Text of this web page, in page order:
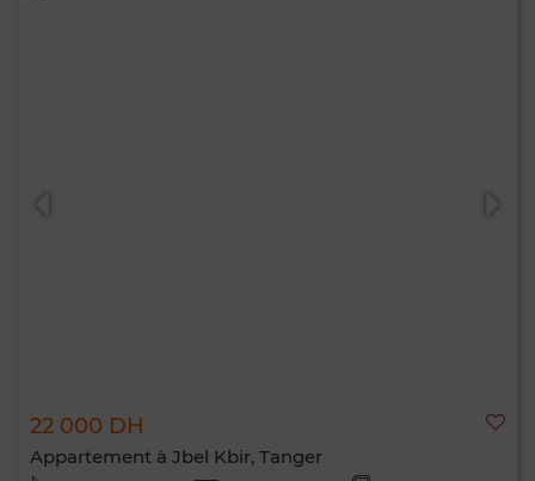
22 000 DH
Appartement à Jbel Kbir, Tanger